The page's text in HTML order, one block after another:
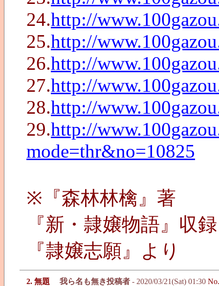
24.http://
25.http://
26.http://
27.http://
28.http://
29.http://
mode=thr&no=10825
※『森林林檎』著
『新・隷嬢物語』収録
『隷嬢志願』より
2. 無題 我ら名も無き投稿者 - 2020/03/21(Sat) 01:30